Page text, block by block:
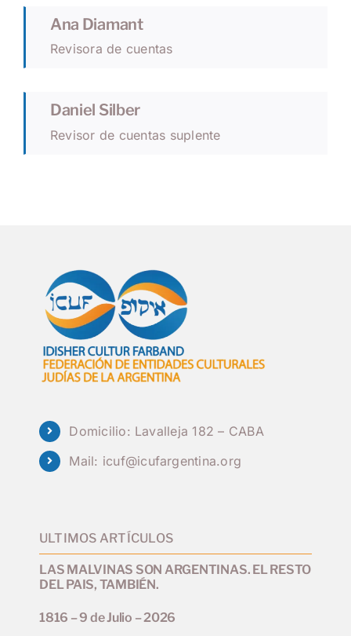
Ana Diamant
Revisora de cuentas
Daniel Silber
Revisor de cuentas suplente
Domicilio: Lavalleja 182 – CABA
Mail: icuf@icufargentina.org
ULTIMOS ARTÍCULOS
LAS MALVINAS SON ARGENTINAS. EL RESTO
DEL PAIS, TAMBIÉN.
1816 – 9 de Julio – 2026